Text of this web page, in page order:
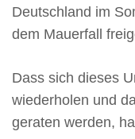
Deutschland im
dem Mauerfall
Dass sich dieses
wiederholen und
geraten werden,